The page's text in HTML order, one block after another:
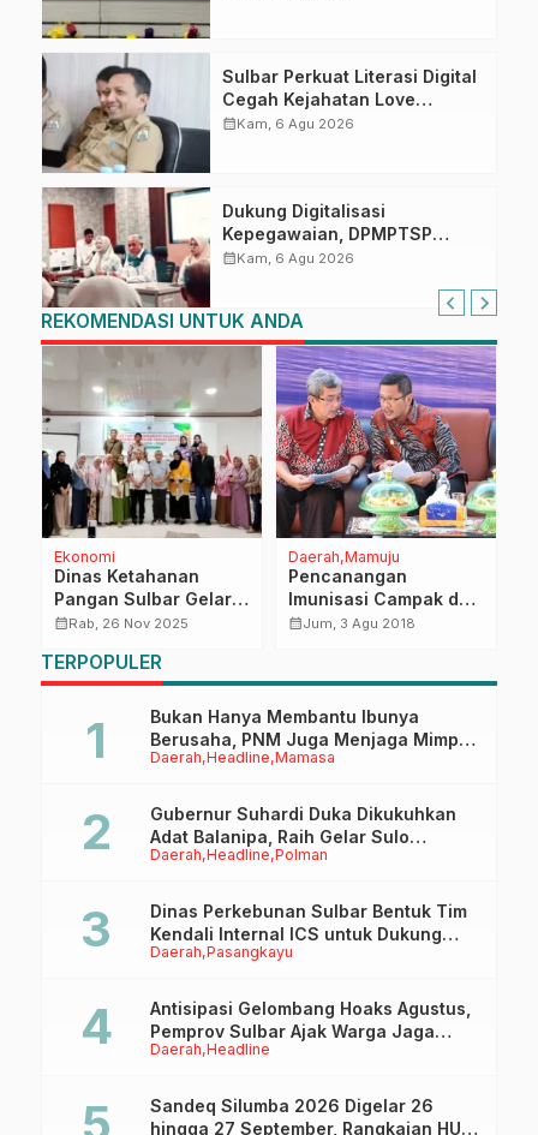
Sulbar Perkuat Literasi Digital
Cegah Kejahatan Love
Scamming
calendar_monthKam, 6 Agu 2026
Dukung Digitalisasi
Kepegawaian, DPMPTSP
Sulbar Siap Terapkan Aplikasi
calendar_monthKam, 6 Agu 2026
REKOMENDASI UNTUK ANDA
Ekonomi
Dinas Ketahanan
Pangan Sulbar Gelar
Kegiatan Rekomendasi
Segar 2025
calendar_monthRab, 26 Nov 2025
Daerah Mamuju
Pencanangan
Imunisasi Campak dan
Rubella Ditarget Capai
calendar_monthJum, 3 Agu 2018
TERPOPULER
Daerah Headline Mamasa
Bukan Hanya Membantu Ibunya
Berusaha, PNM Juga Menjaga Mimpi
Anaknya Untuk Menggapai Cita-Cita
Daerah Headline Polman
Gubernur Suhardi Duka Dikukuhkan
Adat Balanipa, Raih Gelar Sulo
Tappidena
Daerah Pasangkayu
Dinas Perkebunan Sulbar Bentuk Tim
Kendali Internal ICS untuk Dukung
Sertifikasi ISPO Pekebun di
Daerah Headline
Antisipasi Gelombang Hoaks Agustus,
Pemprov Sulbar Ajak Warga Jaga
Ruang Digital
Sandeq Silumba 2026 Digelar 26
hingga 27 September, Rangkaian HUT